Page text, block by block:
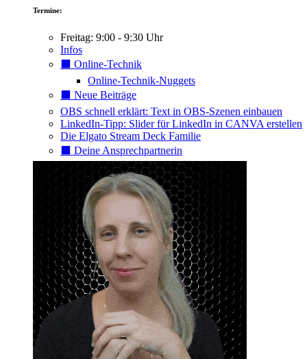
Termine:
Freitag: 9:00 - 9:30 Uhr
Infos
⬛️ Online-Technik
Online-Technik-Nuggets
⬛️ Neue Beiträge
OBS schnell erklärt: Text in OBS-Szenen einbauen
LinkedIn-Tipp: Slider für LinkedIn in CANVA erstellen
Die Elgato Stream Deck Familie
⬛️ Deine Ansprechpartnerin